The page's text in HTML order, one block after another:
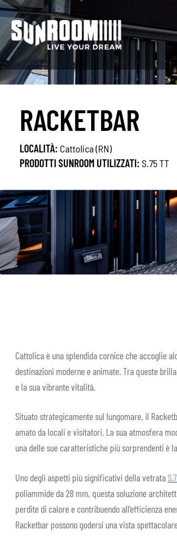
Vai
alla
navigazione
Vai
al
contenuto
RACKETBAR
LOCALITÀ: Cattolica (RN)
PRODOTTI SUNROOM UTILIZZATI: S.75 TT
Cattolica è una splendida cornice che accoglie
destinazioni moderne e animate. Tra queste
e la sua vibrante vitalità.
Situato strategicamente sul lungomare, il
amato da locali e visitatori. La sua atmosfera
una delle sue caratteristiche più sorprendenti è
Uno degli aspetti più significativi della vetrata
poliammide da 28 mm, questa soluzione
perdite di calore e contribuendo all’efficienza
Racketbar possono godersi una vista